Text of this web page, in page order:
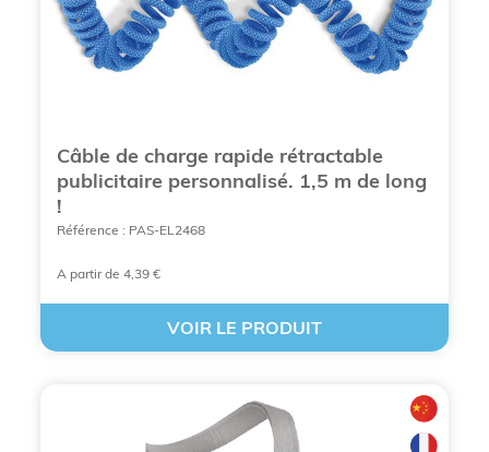
personnalisésferont connaitre votre marque. Vous
pouvez même les offrir à vos collaborateurs,
membres, clients potentiels ou prospects comme
cadeau de fidélisation, fédérateur de votre
Câble de charge rapide rétractable
publicitaire personnalisé. 1,5 m de long
!
Référence : PAS-EL2468
A partir de 4,39 €
VOIR LE PRODUIT